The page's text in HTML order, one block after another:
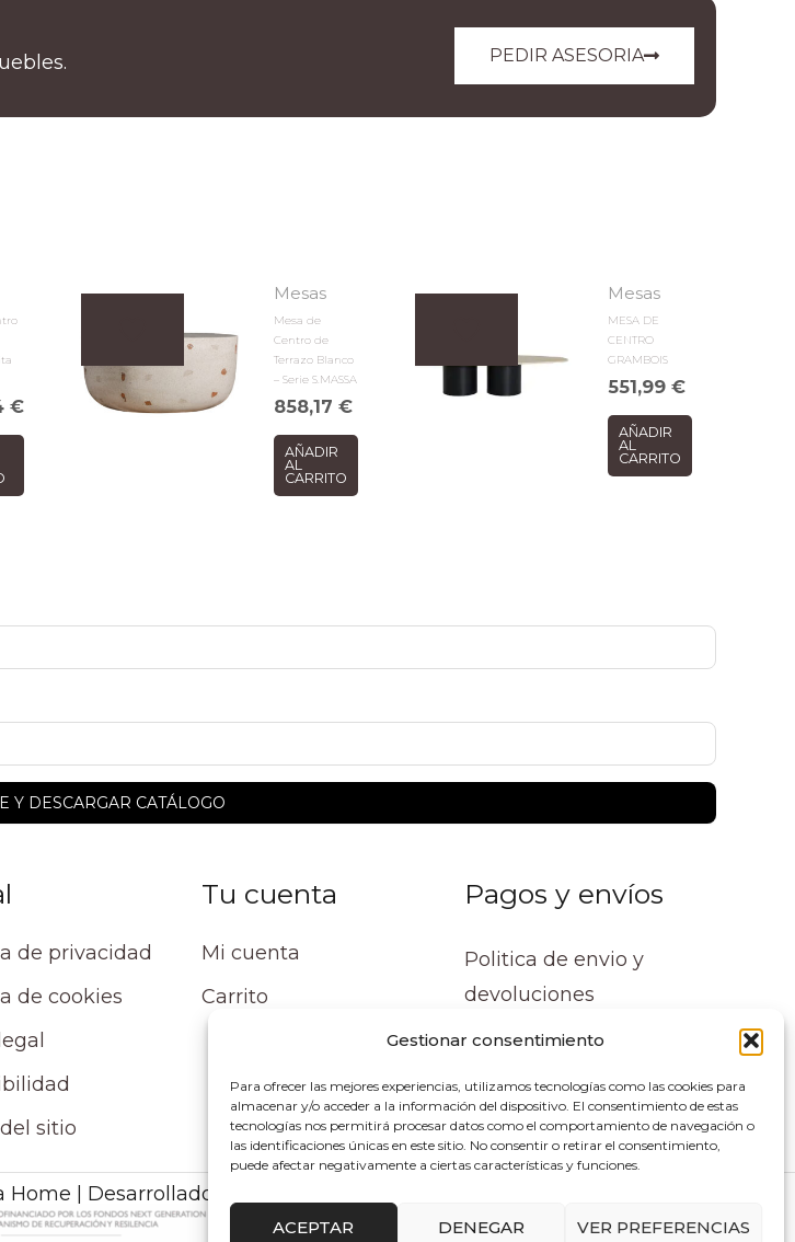
Gestionar consentimiento
Para ofrecer las mejores experiencias, utilizamos tecnologías como las cookies para
almacenar y/o acceder a la información del dispositivo. El consentimiento de estas
tecnologías nos permitirá procesar datos como el comportamiento de navegación o
las identificaciones únicas en este sitio. No consentir o retirar el consentimiento,
puede afectar negativamente a ciertas características y funciones.
ACEPTAR DENEGAR VER PREFERENCIAS
PEDIR ASESORIA
€
Mesas
Mesa de
Centro de
Terrazo Blanco
– Serie S.MASSA
858,17€
AÑADIR
AL
CARRITO
Mesas
MESA DE
CENTRO
GRAMBOIS
551,99€
AÑADIR
AL
CARRITO
de privacidad
de cookies
sitio
Tu cuenta
Mi cuenta
Carrito
Pagos y envíos
Politica de envio y
devoluciones
| Desarrollado por Alpelupe Soluciones